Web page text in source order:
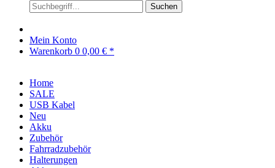
Suchen
Mein Konto
Warenkorb 0 0,00 € *
Home
SALE
USB Kabel
Neu
Akku
Zubehör
Fahrradzubehör
Halterungen